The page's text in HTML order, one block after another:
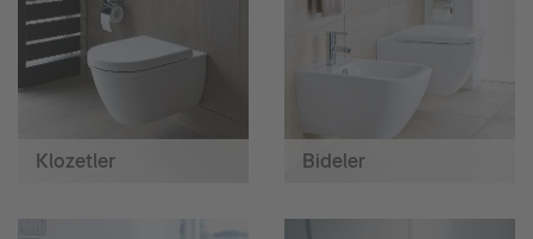
Klozetler Bideler